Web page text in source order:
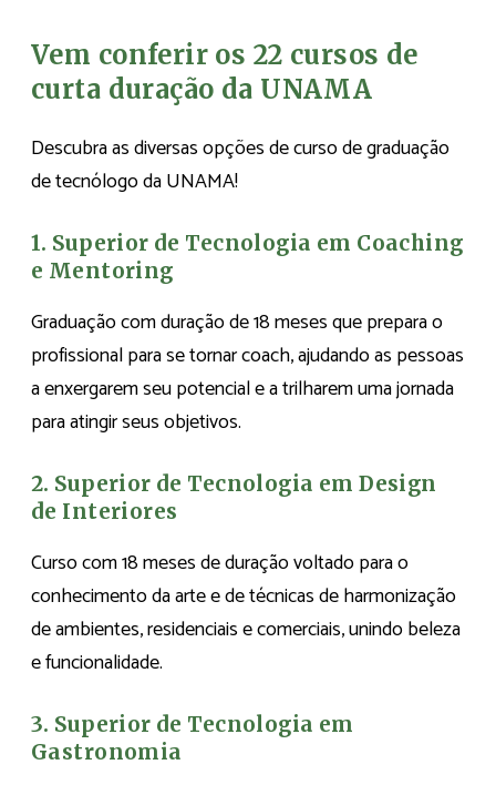
Vem conferir os 22 cursos de
curta duração da UNAMA
Descubra as diversas opções de curso de graduação
de tecnólogo da UNAMA!
1. Superior de Tecnologia em Coaching
e Mentoring
Graduação com duração de 18 meses que prepara o
profissional para se tornar coach, ajudando as pessoas
a enxergarem seu potencial e a trilharem uma jornada
para atingir seus objetivos.
2. Superior de Tecnologia em Design
de Interiores
Curso com 18 meses de duração voltado para o
conhecimento da arte e de técnicas de harmonização
de ambientes, residenciais e comerciais, unindo beleza
e funcionalidade.
3. Superior de Tecnologia em
Gastronomia